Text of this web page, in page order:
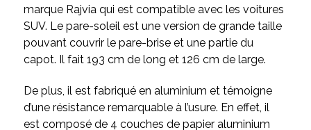
marque Rajvia qui est compatible avec les voitures
SUV. Le pare-soleil est une version de grande taille
pouvant couvrir le pare-brise et une partie du
capot. Il fait 193 cm de long et 126 cm de large.
De plus, il est fabriqué en aluminium et témoigne
d’une résistance remarquable à l’usure. En effet, il
est composé de 4 couches de papier aluminium